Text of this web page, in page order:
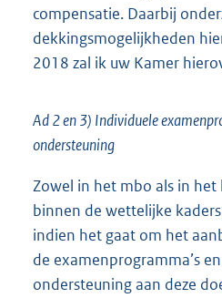
compensatie. Daarbij
dekkingsmogelijkheden
2018 zal ik uw Kamer
Ad 2 en 3) Individuele
ondersteuning
Zowel in het mbo als in het
binnen de wettelijke
indien het gaat om het
de examenprogramma’s
ondersteuning aan deze